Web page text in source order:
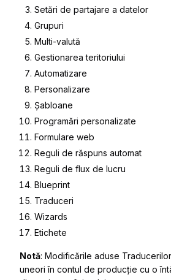
Setări de partajare a datelor
Grupuri
Multi-valută
Gestionarea teritoriului
Automatizare
Personalizare
Șabloane
Programări personalizate
Formulare web
Reguli de răspuns automat
Reguli de flux de lucru
Blueprint
Traduceri
Wizards
Etichete
Notă: Modificările aduse
uneori în contul de producție cu o